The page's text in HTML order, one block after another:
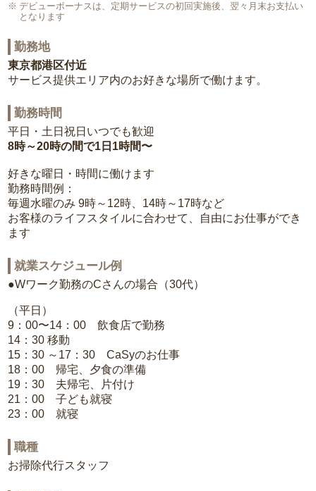
デビューボーナスは、定期サービスの初回実施後、翌々月末お支払い
となります
勤務地
東京都港区付近
サービス提供エリア内のお好きな場所で働けます。
勤務時間
平日・土日祝日いつでも歓迎
8時～20時の間で1日1時間〜
好きな曜日・時間に働けます
勤務時間例：
毎週水曜のみ 9時～12時、14時～17時など
お客様のライフスタイルに合わせて、自由にお仕事ができ
ます
就業スケジュール例
●Wワーク勤務のCさんの場合（30代）
（平日）
9：00〜14：00 飲食店で勤務
14：30 移動
15：30 ～17：30 CaSyのお仕事
18：00 帰宅、夕食の準備
19：30 夫帰宅、片付け
21：00 子ども就寝
23：00 就寝
職種
お掃除代行スタッフ